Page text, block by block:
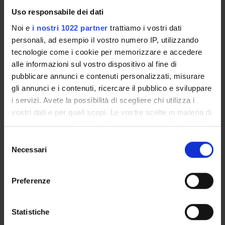
Uso responsabile dei dati
Noi e i nostri 1022 partner trattiamo i vostri dati
personali, ad esempio il vostro numero IP, utilizzando
tecnologie come i cookie per memorizzare e accedere
alle informazioni sul vostro dispositivo al fine di
pubblicare annunci e contenuti personalizzati, misurare
gli annunci e i contenuti, ricercare il pubblico e sviluppare
i servizi. Avete la possibilità di scegliere chi utilizza i
vostri dati e per quali scopi. Le vostre scelte in materia di
privacy sono applicabili solo su questa proprietà digitale
modificare o revocare il proprio consenso in qualsiasi
momento dalla Dichiarazione sui cookie o facendo clic
raccogliere informazioni sulla tua posizione
geografica, con un'approssimazione di qualche
delNecessari
Preferenze
Statistiche
didatticodal 16-nov-2020 al 30-giu-2021.
Avvisi relativi al corso
Seminari relativi al corso
Per visualizzare la struttura dell'insegnamento a cui questo
modulo appartiene, consultare
organizzazione
dell'insegnamento
ORARIO LEZIONI
Presentazione
Insegnamenti